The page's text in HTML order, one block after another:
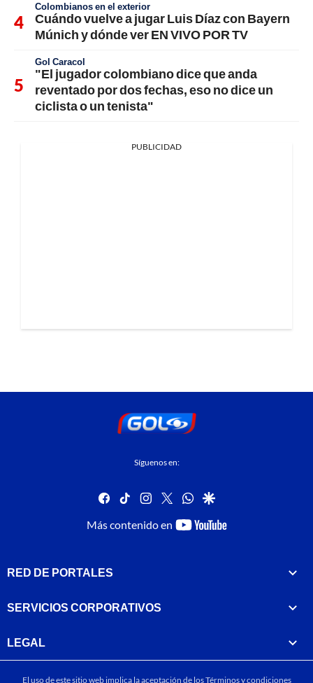
Colombianos en el exterior
Cuándo vuelve a jugar Luis Díaz con Bayern
Múnich y dónde ver EN VIVO POR TV
Gol Caracol
"El jugador colombiano dice que anda
reventado por dos fechas, eso no dice un
ciclista o un tenista"
PUBLICIDAD
Síguenos en:
facebook
tiktok instagram
twitterwhatsapp
google
Más contenido en
youtube-
RED DE PORTALES
SERVICIOS CORPORATIVOS
LEGAL
El uso de este sitio web implica la aceptación de losTérminos y condiciones